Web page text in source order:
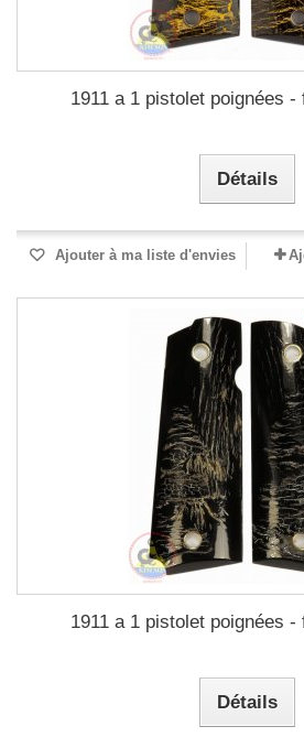
1911 a 1 pistolet poignées -
Détails
Ajouter à ma liste d'envies
1911 a 1 pistolet poignées -
Détails